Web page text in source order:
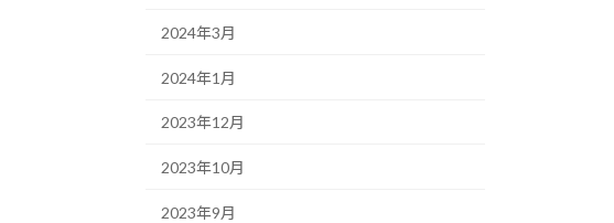
2024年3月
2024年1月
2023年12月
2023年10月
2023年9月